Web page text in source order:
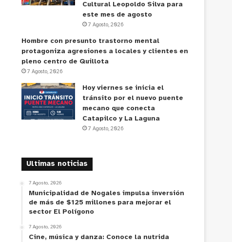
Cultural Leopoldo Silva para
este mes de agosto
7 Agosto, 2026
Hombre con presunto trastorno mental
protagoniza agresiones a locales y clientes en
pleno centro de Quillota
7 Agosto, 2026
Hoy viernes se inicia el
tránsito por el nuevo puente
mecano que conecta
Catapilco y La Laguna
7 Agosto, 2026
Ultimas noticias
7 Agosto, 2026
Municipalidad de Nogales impulsa inversión
de más de $125 millones para mejorar el
sector El Polígono
7 Agosto, 2026
Cine, música y danza: Conoce la nutrida